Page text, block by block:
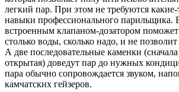
легкий пар. При этом не требуются
навыки профессионального парильщика.
встроенным клапаном-дозатором
столько воды, сколько надо, и не
А две последовательные каменки
открытая) доведут пар до нужных
пара обычно сопровождается звуком,
камчатских гейзеров.